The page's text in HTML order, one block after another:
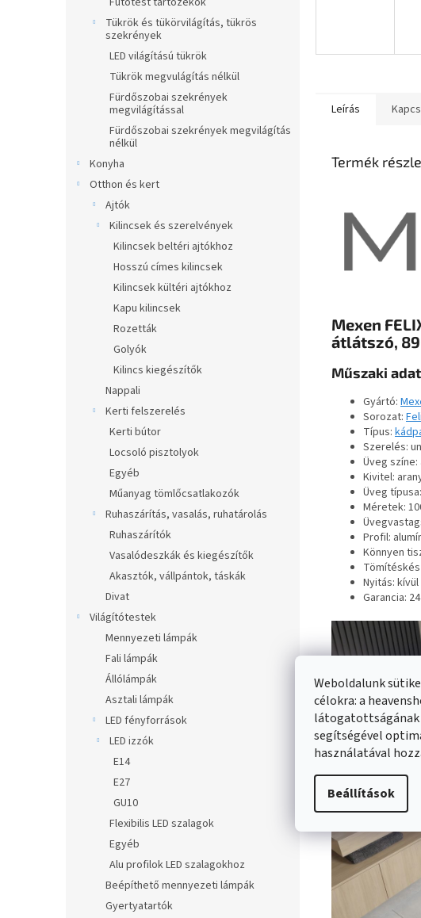
Weboldalunk
célokra: a
látogatottságának
segítségével
használatával
Beállítások
Tükrök és tükörvilágítás, tükrös
szekrények
LED világítású tükrök
Tükrök megvulágítás nélkül
Fürdőszobai szekrények
megvilágítással
Fürdőszobai szekrények megvilágítás
nélkül
Konyha
Otthon és kert
Ajtók
Kilincsek és szerelvények
Kilincsek beltéri ajtókhoz
Hosszú címes kilincsek
Kilincsek kültéri ajtókhoz
Kapu kilincsek
Rozetták
Golyók
Kilincs kiegészítők
Nappali
Kerti felszerelés
Kerti bútor
Locsoló pisztolyok
Egyéb
Műanyag tömlőcsatlakozók
Ruhaszárítás, vasalás, ruhatárolás
Ruhaszárítók
Vasalódeszkák és kiegészítők
Akasztók, vállpántok, táskák
Divat
Világítótestek
Mennyezeti lámpák
Fali lámpák
Állólámpák
Asztali lámpák
LED fényforrások
LED izzók
E14
E27
GU10
Flexibilis LED szalagok
Egyéb
Alu profilok LED szalagokhoz
Beépíthető mennyezeti lámpák
Gyertyatartók
Leírás
Termék
Mexen
átlátszó,
Műszaki
Gyártó:
Sorozat:
Típus:
Szerelés:
Üveg
Kivitel:
Üveg
Méretek:
Profil:
Könnyen
Nyitás:
Garancia: